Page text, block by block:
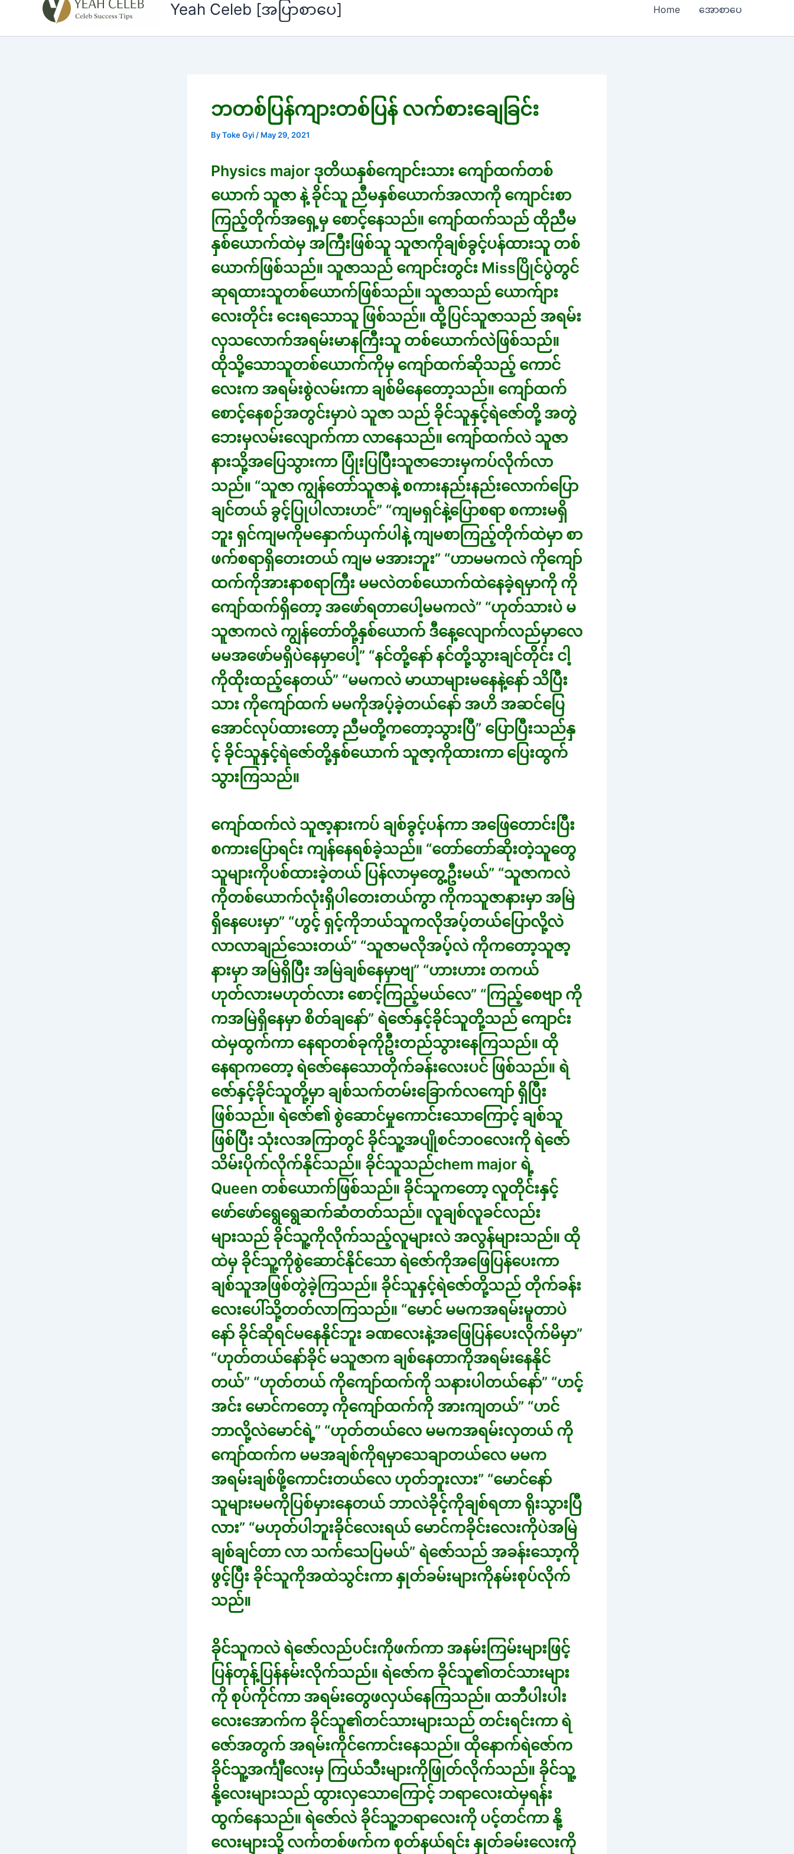
Yeah Celeb [အပြာစာပေ] Home အောစာပေ
ဘတစ်ပြန်ကျားတစ်ပြန် လက်စားချေခြင်း
ByToke Gyi / May 29, 2021
Physics major ဒုတိယနှစ်ကျောင်းသား ကျော်ထက်တစ်
ယောက် သူဇာ နဲ့ ခိုင်သူ ညီမနှစ်ယောက်အလာကို ကျောင်းစာ
ကြည့်တိုက်အရှေ့မှ စောင့်နေသည်။ ကျော်ထက်သည် ထိုညီမ
နှစ်ယောက်ထဲမှ အကြီးဖြစ်သူ သူဇာကိုချစ်ခွင့်ပန်ထားသူ တစ်
ယောက်ဖြစ်သည်။ သူဇာသည် ကျောင်းတွင်း Missပြိုင်ပွဲတွင်
ဆုရထားသူတစ်ယောက်ဖြစ်သည်။ သူဇာသည် ယောက်ျား
လေးတိုင်း ငေးရသောသူ ဖြစ်သည်။ ထို့ပြင်သူဇာသည် အရမ်း
လှသလောက်အရမ်းမာနကြီးသူ တစ်ယောက်လဲဖြစ်သည်။
ထိုသို့သောသူတစ်ယောက်ကိုမှ ကျော်ထက်ဆိုသည့် ကောင်
လေးက အရမ်းစွဲလမ်းကာ ချစ်မိနေတော့သည်။ ကျော်ထက်
စောင့်နေစဉ်အတွင်းမှာပဲ သူဇာ သည် ခိုင်သူနှင့်ရဲဇော်တို့ အတွဲ
ဘေးမှလမ်းလျောက်ကာ လာနေသည်။ ကျော်ထက်လဲ သူဇာ
နားသို့အပြေသွားကာ ပြုံးပြပြီးသူဇာဘေးမှကပ်လိုက်လာ
သည်။ “သူဇာ ကျွန်တော်သူဇာနဲ့ စကားနည်းနည်းလောက်ပြော
ချင်တယ် ခွင့်ပြုပါလားဟင်” “ကျမရှင်နဲ့ပြောစရာ စကားမရှိ
ဘူး ရှင်ကျမကိုမနှောက်ယှက်ပါနဲ့ ကျမစာကြည့်တိုက်ထဲမှာ စာ
ဖက်စရာရှိတေးတယ် ကျမ မအားဘူး” “ဟာမမကလဲ ကိုကျော်
ထက်ကိုအားနာစရာကြီး မမလဲတစ်ယောက်ထဲနေခဲ့ရမှာကို ကို
ကျော်ထက်ရှိတော့ အဖော်ရတာပေါ့မမကလဲ” “ဟုတ်သားပဲ မ
သူဇာကလဲ ကျွန်တော်တို့နှစ်ယောက် ဒီနေ့လျောက်လည်မှာလေ
မမအဖော်မရှိပဲနေမှာပေါ့” “နင်တို့နော် နင်တို့သွားချင်တိုင်း ငါ့
ကိုထိုးထည့်နေတယ်” “မမကလဲ မာယာများမနေနဲ့နော် သိပြီး
သား ကိုကျော်ထက် မမကိုအပ့်ခဲ့တယ်နော် အဟိ အဆင်ပြေ
အောင်လုပ်ထားတော့ ညီမတို့ကတော့သွားပြီ” ပြောပြီးသည်နှ
င့် ခိုင်သူနှင့်ရဲဇော်တို့နှစ်ယောက် သူဇာ့ကိုထားကာ ပြေးထွက်
သွားကြသည်။
ကျော်ထက်လဲ သူဇာ့နားကပ် ချစ်ခွင့်ပန်ကာ အဖြေတောင်းပြီး
စကားပြောရင်း ကျန်နေရစ်ခဲ့သည်။ “တော်တော်ဆိုးတဲ့သူတွေ
သူများကိုပစ်ထားခဲ့တယ် ပြန်လာမှတွေ့ဦးမယ်” “သူဇာကလဲ
ကိုတစ်ယောက်လုံးရှိပါတေးတယ်ကွာ ကိုကသူဇာနားမှာ အမြဲ
ရှိနေပေးမှာ” “ဟွင့် ရှင့်ကိုဘယ်သူကလိုအပ့်တယ်ပြောလို့လဲ
လာလာချည်သေးတယ်” “သူဇာမလိုအပ့်လဲ ကိုကတော့သူဇာ့
နားမှာ အမြဲရှိပြီး အမြဲချစ်နေမှာဗျ” “ဟားဟား တကယ်
ဟုတ်လားမဟုတ်လား စောင့်ကြည့်မယ်လေ” “ကြည့်စေဗျာ ကို
ကအမြဲရှိနေမှာ စိတ်ချနော်” ရဲဇော်နှင့်ခိုင်သူတို့သည် ကျောင်း
ထဲမှထွက်ကာ နေရာတစ်ခုကိုဦးတည်သွားနေကြသည်။ ထို
နေရာကတော့ ရဲဇော်နေသောတိုက်ခန်းလေးပင် ဖြစ်သည်။ ရဲ
ဇော်နှင့်ခိုင်သူတို့မှာ ချစ်သက်တမ်းခြောက်လကျော် ရှိပြီး
ဖြစ်သည်။ ရဲဇော်၏ စွဲဆောင်မှုကောင်းသောကြောင့် ချစ်သူ
ဖြစ်ပြီး သုံးလအကြာတွင် ခိုင်သူ့အပျိုစင်ဘဝလေးကို ရဲဇော်
သိမ်းပိုက်လိုက်နိုင်သည်။ ခိုင်သူသည်chem major ရဲ့
Queen တစ်ယောက်ဖြစ်သည်။ ခိုင်သူကတော့ လူတိုင်းနှင့်
ဖော်ဖော်ရွေရွေဆက်ဆံတတ်သည်။ လူချစ်လူခင်လည်း
များသည် ခိုင်သူ့ကိုလိုက်သည့်လူများလဲ အလွန်များသည်။ ထို
ထဲမှ ခိုင်သူ့ကိုစွဲဆောင်နိုင်သော ရဲဇော်ကိုအဖြေပြန်ပေးကာ
ချစ်သူအဖြစ်တွဲခဲ့ကြသည်။ ခိုင်သူနှင့်ရဲဇော်တို့သည် တိုက်ခန်း
လေးပေါ်သို့တတ်လာကြသည်။ “မောင် မမကအရမ်းမူတာပဲ
နော် ခိုင်ဆိုရင်မနေနိုင်ဘူး ခဏလေးနဲ့အဖြေပြန်ပေးလိုက်မိမှာ”
“ဟုတ်တယ်နော်ခိုင် မသူဇာက ချစ်နေတာကိုအရမ်းနေနိုင်
တယ်” “ဟုတ်တယ် ကိုကျော်ထက်ကို သနားပါတယ်နော်” “ဟင့်
အင်း မောင်ကတော့ ကိုကျော်ထက်ကို အားကျတယ်” “ဟင်
ဘာလို့လဲမောင်ရဲ့” “ဟုတ်တယ်လေ မမကအရမ်းလှတယ် ကို
ကျော်ထက်က မမအချစ်ကိုရမှာသေချာတယ်လေ မမက
အရမ်းချစ်ဖို့ကောင်းတယ်လေ ဟုတ်ဘူးလား” “မောင်နော်
သူများမမကိုပြစ်မှားနေတယ် ဘာလဲခိုင့်ကိုချစ်ရတာ ရိုးသွားပြီ
လား” “မဟုတ်ပါဘူးခိုင်လေးရယ် မောင်ကခိုင်းလေးကိုပဲအမြဲ
ချစ်ချင်တာ လာ သက်သေပြမယ်” ရဲဇော်သည် အခန်းသော့ကို
ဖွင့်ပြီး ခိုင်သူကိုအထဲသွင်းကာ နှုတ်ခမ်းများကိုနမ်းစုပ်လိုက်
သည်။
ခိုင်သူကလဲ ရဲဇော်လည်ပင်းကိုဖက်ကာ အနမ်းကြမ်းများဖြင့်
ပြန်တုန့်ပြန်နမ်းလိုက်သည်။ ရဲဇော်က ခိုင်သူ၏တင်သားများ
ကို စုပ်ကိုင်ကာ အရမ်းတွေဖလှယ်နေကြသည်။ ထဘီပါးပါး
လေးအောက်က ခိုင်သူ၏တင်သားများသည် တင်းရင်းကာ ရဲ
ဇော်အတွက် အရမ်းကိုင်ကောင်းနေသည်။ ထိုနောက်ရဲဇော်က
ခိုင်သူ့အင်္ကျီလေးမှ ကြယ်သီးများကိုဖြုတ်လိုက်သည်။ ခိုင်သူ့
နို့လေးများသည် ထွားလှသောကြောင့် ဘရာလေးထဲမှရန်း
ထွက်နေသည်။ ရဲဇော်လဲ ခိုင်သူ့ဘရာလေးကို ပင့်တင်ကာ နို့
လေးများသို့ လက်တစ်ဖက်က စုတ်နယ်ရင်း နှုတ်ခမ်းလေးကို